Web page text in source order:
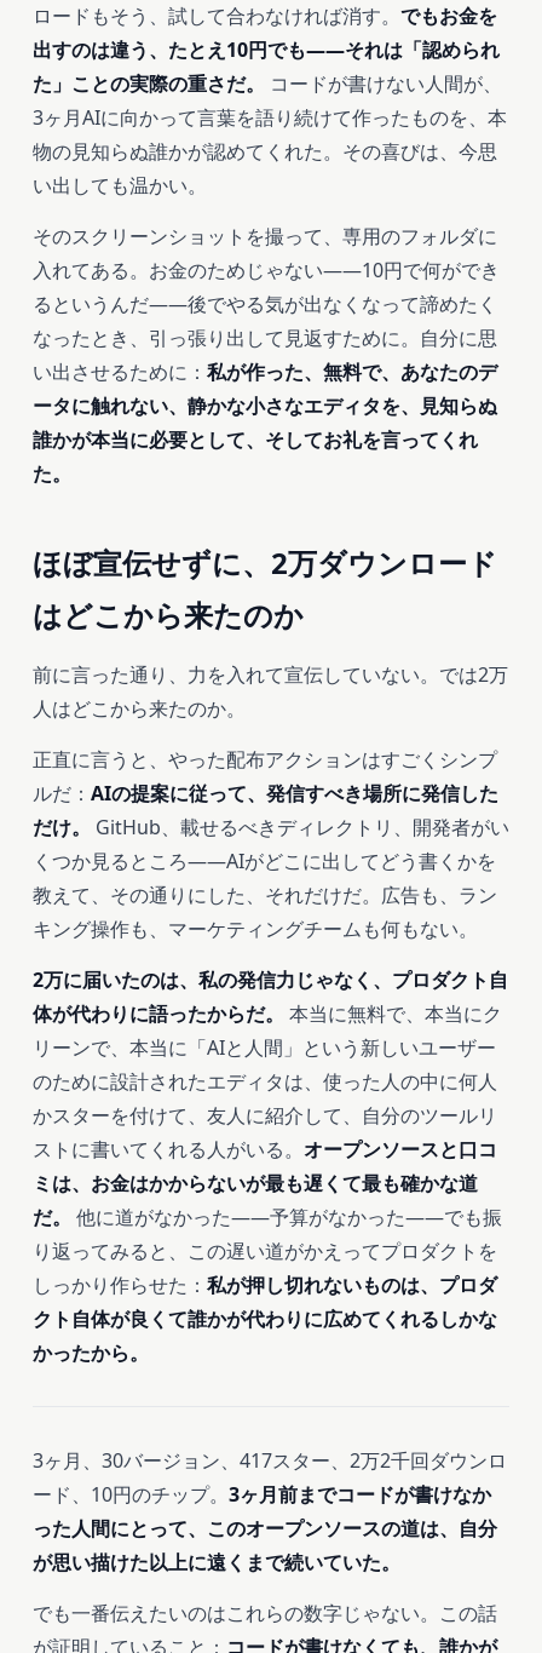
ロードもそう、試して合わなければ消す。 でもお金を
出すのは違う、たとえ10円でも――それは「認められ
た」ことの実際の重さだ。
コードが書けない人間が、
3ヶ月AIに向かって言葉を語り続けて作ったものを、本
物の見知らぬ誰かが認めてくれた。その喜びは、今思
い出しても温かい。
そのスクリーンショットを撮って、専用のフォルダに
入れてある。お金のためじゃない――10円で何ができ
るというんだ――後でやる気が出なくなって諦めたく
なったとき、引っ張り出して見返すために。自分に思
い出させるために： 私が作った、無料で、あなたのデ
ータに触れない、静かな小さなエディタを、見知らぬ
誰かが本当に必要として、そしてお礼を言ってくれ
た。
ほぼ宣伝せずに、2万ダウンロード
はどこから来たのか
前に言った通り、力を入れて宣伝していない。では2万
人はどこから来たのか。
正直に言うと、やった配布アクションはすごくシンプ
ルだ： AIの提案に従って、発信すべき場所に発信した
だけ。
GitHub、載せるべきディレクトリ、開発者がい
くつか見るところ――AIがどこに出してどう書くかを
教えて、その通りにした、それだけだ。広告も、ラン
キング操作も、マーケティングチームも何もない。
2万に届いたのは、私の発信力じゃなく、プロダクト自
体が代わりに語ったからだ。
本当に無料で、本当にク
リーンで、本当に「AIと人間」という新しいユーザー
のために設計されたエディタは、使った人の中に何人
かスターを付けて、友人に紹介して、自分のツールリ
ストに書いてくれる人がいる。 オープンソースと口コ
ミは、お金はかからないが最も遅くて最も確かな道
だ。
他に道がなかった――予算がなかった――でも振
り返ってみると、この遅い道がかえってプロダクトを
しっかり作らせた： 私が押し切れないものは、プロダ
クト自体が良くて誰かが代わりに広めてくれるしかな
かったから。
3ヶ月、30バージョン、417スター、2万2千回ダウンロ
ード、10円のチップ。 3ヶ月前までコードが書けなか
った人間にとって、このオープンソースの道は、自分
が思い描けた以上に遠くまで続いていた。
でも一番伝えたいのはこれらの数字じゃない。この話
が証明していること： コードが書けなくても、誰かが